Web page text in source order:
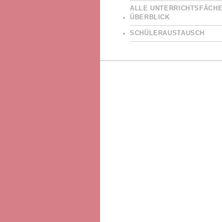
ALLE
ÜBERBLICK
SCHÜLERAUSTAUSCH